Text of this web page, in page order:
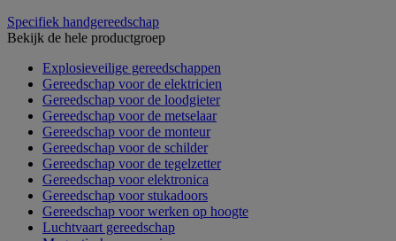
Specifiek handgereedschap
Bekijk de hele productgroep
Explosieveilige gereedschappen
Gereedschap voor de elektricien
Gereedschap voor de loodgieter
Gereedschap voor de metselaar
Gereedschap voor de monteur
Gereedschap voor de schilder
Gereedschap voor de tegelzetter
Gereedschap voor elektronica
Gereedschap voor stukadoors
Gereedschap voor werken op hoogte
Luchtvaart gereedschap